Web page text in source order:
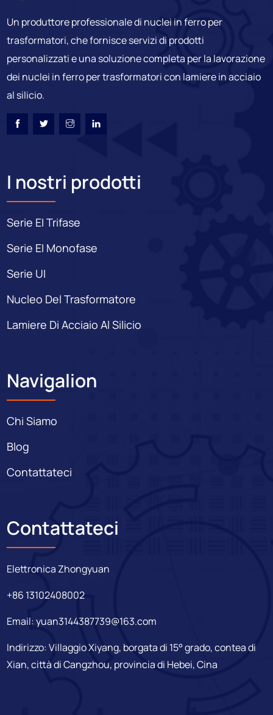
Un produttore professionale di nuclei in ferro per
trasformatori, che fornisce servizi di prodotti
personalizzati e una soluzione completa per la lavorazione
dei nuclei in ferro per trasformatori con lamiere in acciaio
al silicio.
I nostri prodotti
Serie EI Trifase
Serie EI Monofase
Serie UI
Nucleo Del Trasformatore
Lamiere Di Acciaio Al Silicio
Navigalion
Chi Siamo
Blog
Contattateci
Contattateci
Elettronica Zhongyuan
+86 13102408002
Email:yuan3144387739@163.com
Indirizzo: Villaggio Xiyang, borgata di 15° grado, contea di
Xian, città di Cangzhou, provincia di Hebei, Cina